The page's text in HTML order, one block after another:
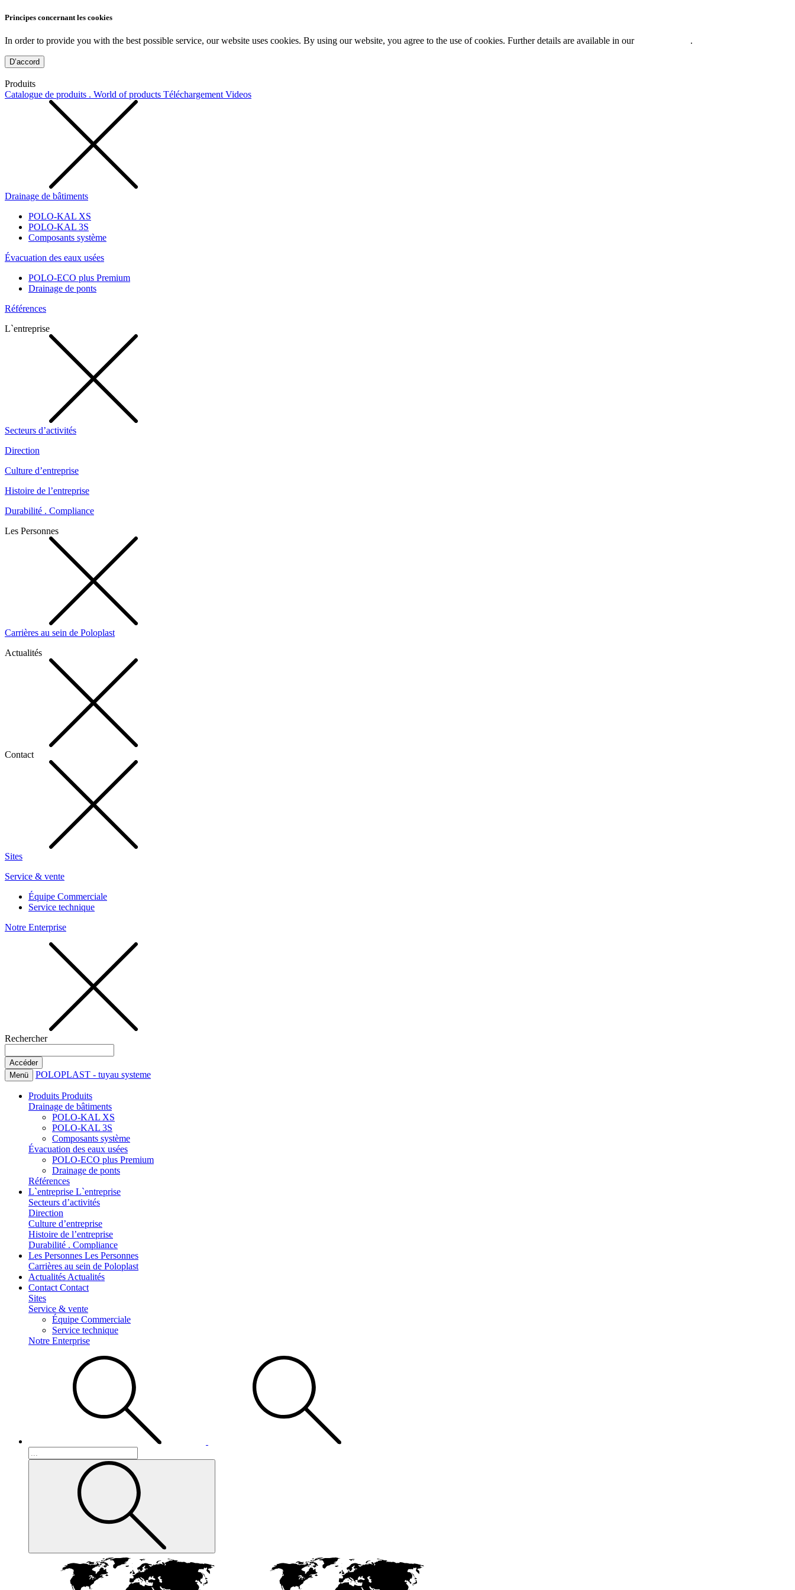
Principes concernant les cookies
In order to provide you with the best possible service, our website uses cookies. By using our website, you agree to the use of cookies. Further details are available in our .
D’accord
Produits
Catalogue de produits . World of products Téléchargement Videos
Drainage de bâtiments
POLO-KAL XS
POLO-KAL 3S
Composants système
Évacuation des eaux usées
POLO-ECO plus Premium
Drainage de ponts
Références
L`entreprise
Secteurs d’activités
Direction
Culture d’entreprise
Histoire de l’entreprise
Durabilité . Compliance
Les Personnes
Carrières au sein de Poloplast
Actualités
Contact
Sites
Service & vente
Équipe Commerciale
Service technique
Notre Enterprise
Rechercher
Menü POLOPLAST - tuyau systeme
Produits Produits
Drainage de bâtiments
POLO-KAL XS
POLO-KAL 3S
Composants système
Évacuation des eaux usées
POLO-ECO plus Premium
Drainage de ponts
Références
L`entreprise L`entreprise
Secteurs d’activités
Direction
Culture d’entreprise
Histoire de l’entreprise
Durabilité . Compliance
Les Personnes Les Personnes
Carrières au sein de Poloplast
Actualités Actualités
Contact Contact
Sites
Service & vente
Équipe Commerciale
Service technique
Notre Enterprise